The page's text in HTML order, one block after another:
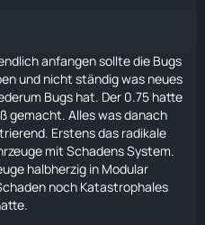
anfangen sollte die Bugs
und nicht ständig was neues
Bugs hat. Der 0.75 hatte
gemacht. Alles was danach
Erstens das radikale
mit Schadens System.
halbherzig in Modular
noch Katastrophales